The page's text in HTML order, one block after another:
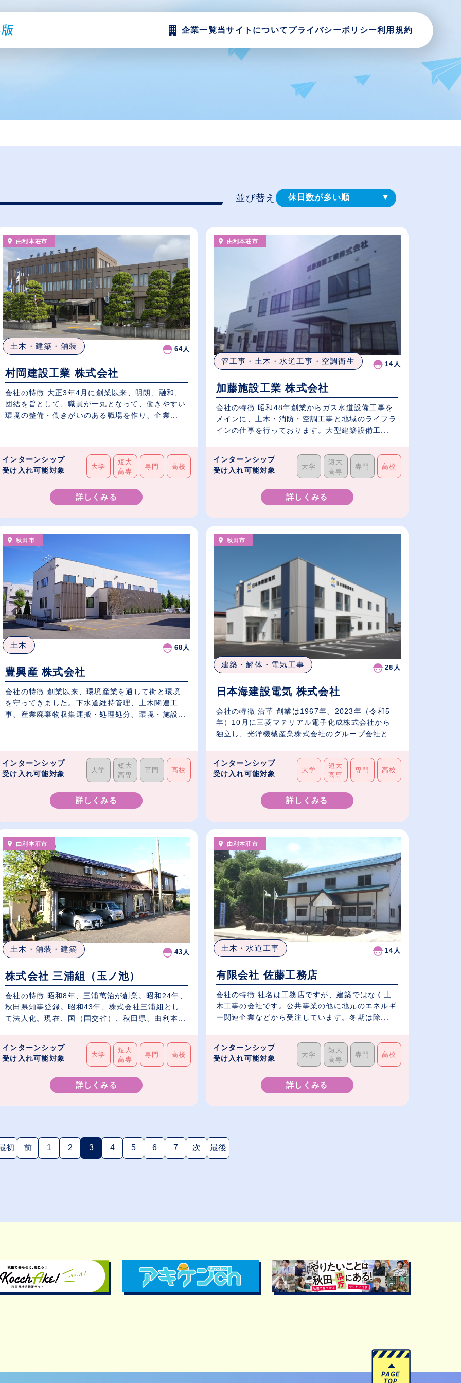
企業一覧当サイトについてプライバシーポリシー利用規約
並び替え 休日数が多い順
給与が高い順
（⾼卒の給与を基準）
従業員が多い順
由利本荘市
土木・建築・舗装 64人
村岡建設工業 株式会社
会社の特徴 大正3年4月に創業以来、明朗、融和、
団結を旨として、職員が一丸となって、働きやすい
環境の整備・働きがいのある職場を作り、企業...
インターンシップ
受け入れ可能対象
大学
短大
高専
専門 高校
詳しくみる
由利本荘市
管工事・土木・水道工事・空調衛生 14人
加藤施設工業 株式会社
会社の特徴 昭和48年創業からガス水道設備工事を
メインに、土木・消防・空調工事と地域のライフラ
インの仕事を行っております。大型建築設備工...
インターンシップ
受け入れ可能対象
大学
短大
高専
専門 高校
詳しくみる
秋田市
土木 68人
豊興産 株式会社
会社の特徴 創業以来、環境産業を通して街と環境
を守ってきました。下水道維持管理、土木関連工
事、産業廃棄物収集運搬・処理処分、環境・施設...
インターンシップ
受け入れ可能対象
大学
短大
高専
専門 高校
詳しくみる
秋田市
建築・解体・電気工事 28人
日本海建設電気 株式会社
会社の特徴 沿革 創業は1967年、2023年（令和5
年）10月に三菱マテリアル電子化成株式会社から
独立し、光洋機械産業株式会社のグループ会社と
インターンシップ
受け入れ可能対象
大学
短大
高専
専門 高校
詳しくみる
由利本荘市
土木・舗装・建築 43人
株式会社 三浦組（玉ノ池）
会社の特徴 昭和8年、三浦萬治が創業。昭和24年、
秋田県知事登録。昭和43年、株式会社三浦組とし
て法人化。現在、国（国交省）、秋田県、由利本...
インターンシップ
受け入れ可能対象
大学
短大
高専
専門 高校
詳しくみる
由利本荘市
土木・水道工事 14人
有限会社 佐藤工務店
会社の特徴 社名は工務店ですが、建築ではなく土
木工事の会社です。公共事業の他に地元のエネルギ
ー関連企業などから受注しています。冬期は除...
インターンシップ
受け入れ可能対象
大学
短大
高専
専門 高校
詳しくみる
初 前 1 2 3(現在のページ)
4 5 6 7 次 最後